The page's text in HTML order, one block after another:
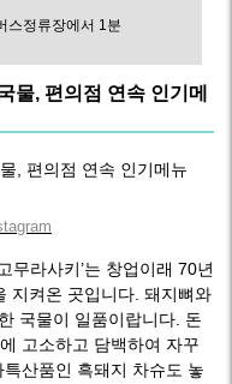
스정류장에서 1분
물, 편의점 연속 인기메
무라사키’는 창업이래 70년
지켜온 곳입니다. 돼지뼈와
국물이 일품이랍니다. 돈
고소하고 담백하여 자꾸
산품인 흑돼지 차슈도 놓